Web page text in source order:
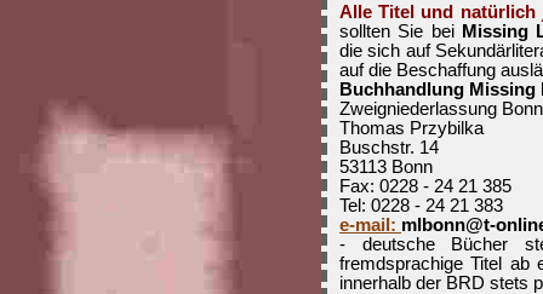
Alle Titel und natürlich
sollten Sie bei Missing
die sich auf
auf die Beschaffung
Buchhandlung Missing
Zweigniederlassung Bonn
Thomas Przybilka
Buschstr. 14
53113 Bonn
Fax: 0228 - 24 21 385
Tel: 0228 - 24 21 383
e-mail: mlbonn@t-
- deutsche Bücher
fremdsprachige Titel ab
innerhalb der BRD stets